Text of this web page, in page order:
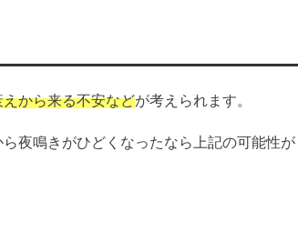
から来る不安などが考えられます。
夜鳴きがひどくなったなら上記の可能性が